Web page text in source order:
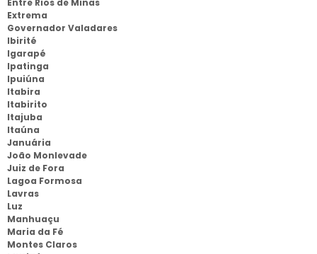
Entre Rios de Minas
Extrema
Governador Valadares
Ibirité
Igarapé
Ipatinga
Ipuiúna
Itabira
Itabirito
Itajuba
Itaúna
Januária
João Monlevade
Juiz de Fora
Lagoa Formosa
Lavras
Luz
Manhuaçu
Maria da Fé
Montes Claros